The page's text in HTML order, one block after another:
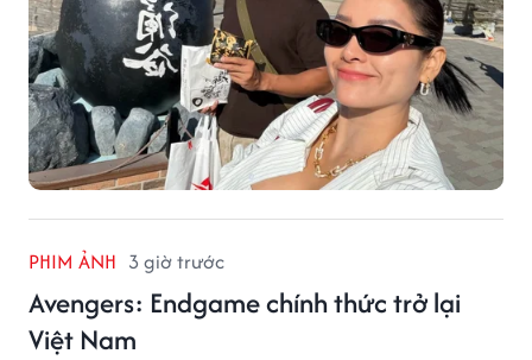
PHIM ẢNH 3 giờ trước
Avengers: Endgame chính thức trở lại
Việt Nam